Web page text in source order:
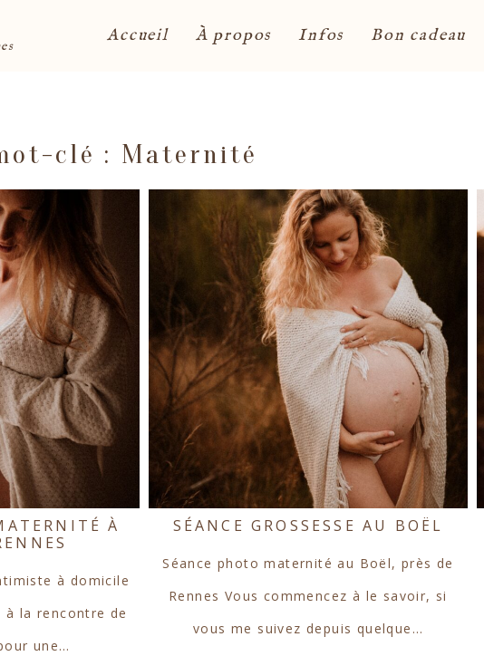
Accueil À propos Infos Bon cadeau
clé : Maternité
À
à domicile
à la rencontre de
une…
SÉANCE GROSSESSE AU BOËL
Séance photo maternité au Boël, près de
Rennes Vous commencez à le savoir, si
vous me suivez depuis quelque…